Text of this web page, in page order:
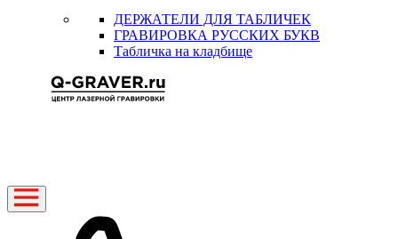
ДЕРЖАТЕЛИ ДЛЯ ТАБЛИЧЕК
ГРАВИРОВКА РУССКИХ БУКВ
Табличка на кладбище